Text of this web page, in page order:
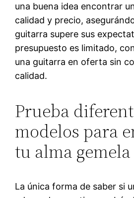
una buena idea encontrar
calidad y precio,
guitarra supere sus
presupuesto es limitado,
una guitarra en oferta sin
calidad.
Prueba
modelos para
tu alma
La única forma de saber si